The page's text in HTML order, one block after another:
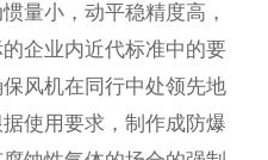
量小，动平稳精度高，
企业内近代标准中的要
风机在同行中处领先地
使用要求，制作成防爆